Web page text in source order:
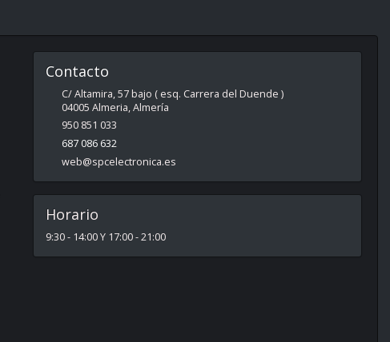
Contacto
C/ Altamira, 57 bajo ( esq. Carrera del Duende )
04005 Almeria,Almería
950 851 033
687 086 632
web@spcelectronica.es
Horario
9:30 - 14:00 Y 17:00 - 21:00